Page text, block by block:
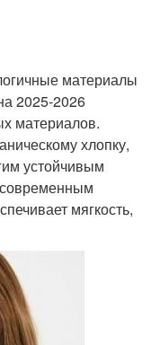
материалы
2025-2026
материалов.
хлопку,
устойчивым
современным
мягкость,